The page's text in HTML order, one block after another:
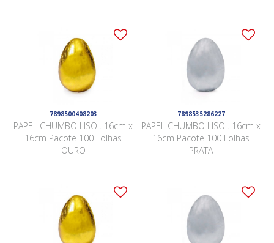
7898500408203
PAPEL CHUMBO LISO . 16cm x
16cm Pacote 100 Folhas
OURO
7898535286227
PAPEL CHUMBO LISO . 16cm x
16cm Pacote 100 Folhas
PRATA